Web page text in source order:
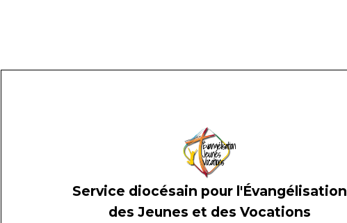
Service diocésain pour l'Évangélisation
des Jeunes et des Vocations